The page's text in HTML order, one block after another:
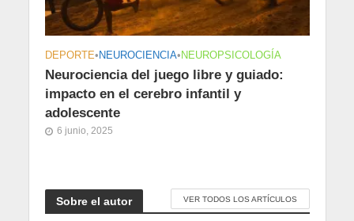
DEPORTE• NEUROCIENCIA• NEUROPSICOLOGÍA
Neurociencia del juego libre y guiado:
impacto en el cerebro infantil y
adolescente
6 junio, 2025
Sobre el autor VER TODOS LOS ARTÍCULOS